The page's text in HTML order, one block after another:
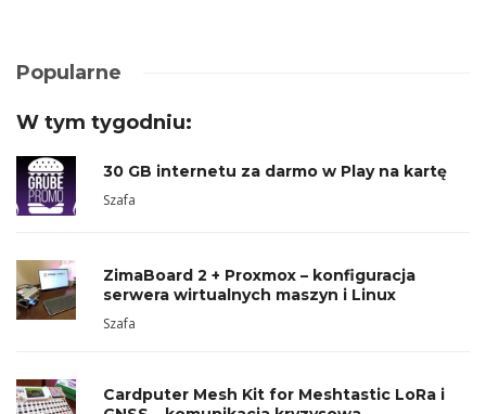
Popularne
W tym tygodniu:
30 GB internetu za darmo w Play na kartę
Szafa
ZimaBoard 2 + Proxmox – konfiguracja
serwera wirtualnych maszyn i Linux
Szafa
Cardputer Mesh Kit for Meshtastic LoRa i